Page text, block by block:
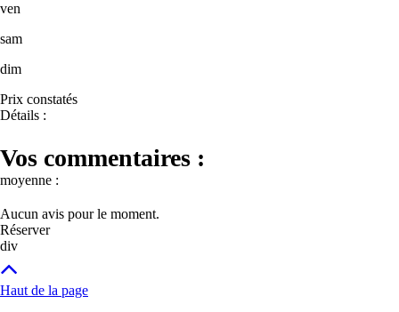
ven
sam
dim
Prix constatés
Détails :
Vos commentaires :
moyenne :
Aucun avis pour le moment.
Réserver
div
Haut de la page